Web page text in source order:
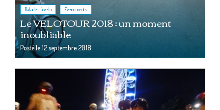
Balades à vélo Événements
Le VELOTOUR 2018 : un moment
inoubliable
Posté le12 septembre 2018